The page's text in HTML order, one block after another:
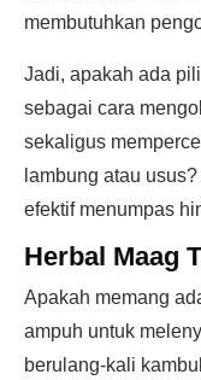
membutuhkan
Jadi, apakah ada
sebagai cara
sekaligus
lambung atau
efektif menumpas
Herbal Maag
Apakah memang
ampuh untuk
berulang-kali